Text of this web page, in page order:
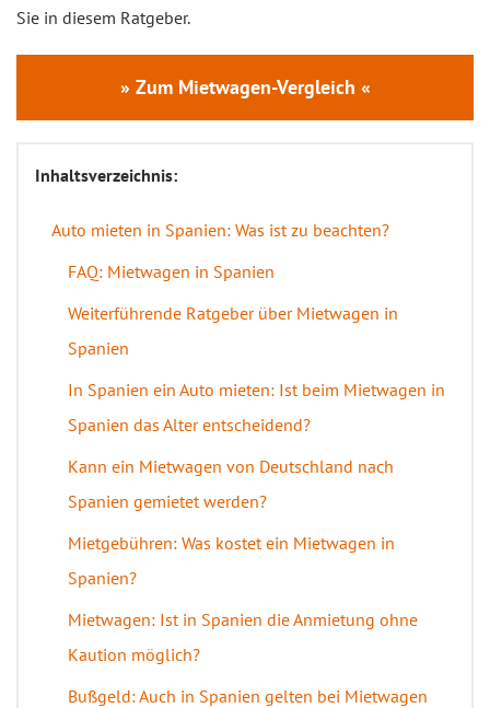
Sie in diesem Ratgeber.
» Zum Mietwagen-Vergleich «
Inhaltsverzeichnis:
Auto mieten in Spanien: Was ist zu beachten?
FAQ: Mietwagen in Spanien
Weiterführende Ratgeber über Mietwagen in
Spanien
In Spanien ein Auto mieten: Ist beim Mietwagen in
Spanien das Alter entscheidend?
Kann ein Mietwagen von Deutschland nach
Spanien gemietet werden?
Mietgebühren: Was kostet ein Mietwagen in
Spanien?
Mietwagen: Ist in Spanien die Anmietung ohne
Kaution möglich?
Bußgeld: Auch in Spanien gelten bei Mietwagen